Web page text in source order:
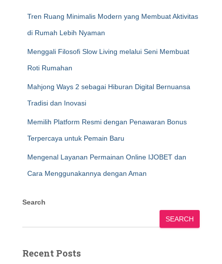
Tren Ruang Minimalis Modern yang Membuat Aktivitas
di Rumah Lebih Nyaman
Menggali Filosofi Slow Living melalui Seni Membuat
Roti Rumahan
Mahjong Ways 2 sebagai Hiburan Digital Bernuansa
Tradisi dan Inovasi
Memilih Platform Resmi dengan Penawaran Bonus
Terpercaya untuk Pemain Baru
Mengenal Layanan Permainan Online IJOBET dan
Cara Menggunakannya dengan Aman
Search
SEARCH
Recent Posts